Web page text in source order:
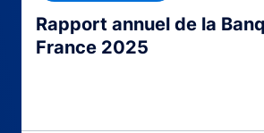
Rapport annuel de la
France 2025